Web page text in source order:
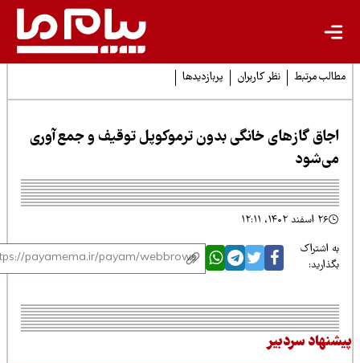
مرتبط نظر کاربران پربازدیدها
گازهای ﺧﺎﻧﮕﯽ بدون ترموکوپل توقیف و جمع‌آوری
اشتراک
سردبیر